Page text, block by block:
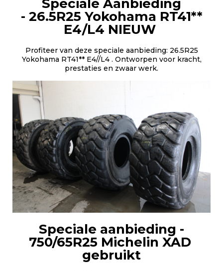
Speciale aanbieding -
750/65R25 Michelin XAD
gebruikt
Speciale Aanbieding
- 26.5R25 Yokohama RT41**
E4/L4 NIEUW
Profiteer van deze speciale aanbieding: 26.5R25
Yokohama RT41** E4//L4 . Ontworpen voor kracht,
prestaties en zwaar werk.